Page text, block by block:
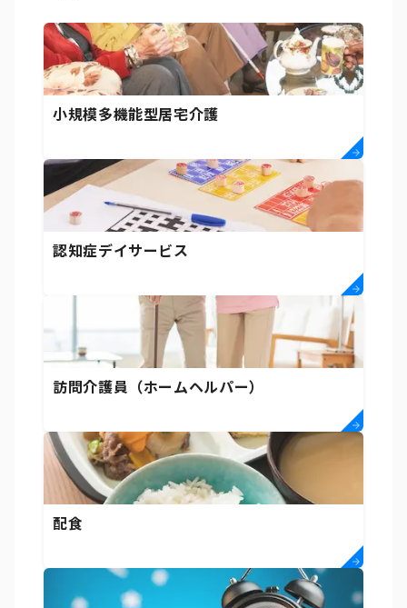
小規模多機能型居宅介護
認知症デイサービス
訪問介護員（ホームヘルパー）
配食